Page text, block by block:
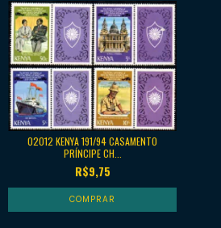
02012 KENYA 191/94 CASAMENTO
PRÍNCIPE CH...
R$9,75